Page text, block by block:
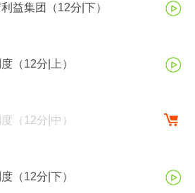
益集团（12分|下）
（12分|上）
（12分|中）
（12分|下）